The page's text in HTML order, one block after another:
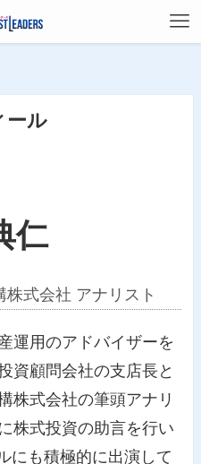
ール
仁
株式会社 アナリスト
運用のアドバイザーを
資顧問会社の支店長と
株式会社の筆頭アナリ
株式投資の助言を行い
にも積極的に出演して